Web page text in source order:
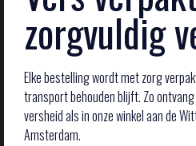
zorgvuldig
Elke bestelling wordt met zorg
transport behouden blijft. Zo
versheid als in onze winkel aan de
Amsterdam.